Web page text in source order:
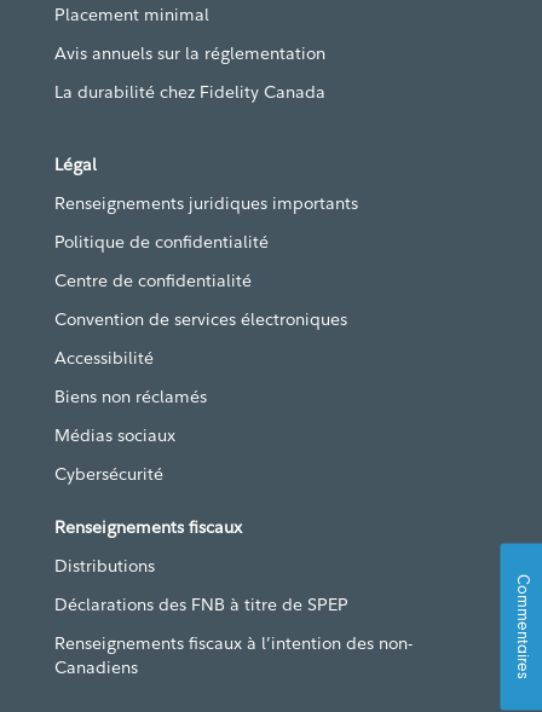
Placement minimal
Avis annuels sur la réglementation
La durabilité chez Fidelity Canada
Légal
Renseignements juridiques importants
Politique de confidentialité
Centre de confidentialité
Convention de services électroniques
Accessibilité
Biens non réclamés
Médias sociaux
Cybersécurité
Renseignements fiscaux
Distributions
Déclarations des FNB à titre de SPEP
Renseignements fiscaux à l’intention des non-
Canadiens
Commentaires